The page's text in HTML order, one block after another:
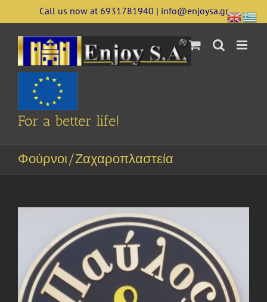
to
content
Call us now at 6931781940 | info@enjoysa.gr
For a better life!
Φούρνοι/Ζαχαροπλαστεία